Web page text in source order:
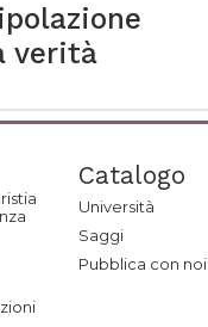
verità
Catalogo
Università
Saggi
Pubblica con noi